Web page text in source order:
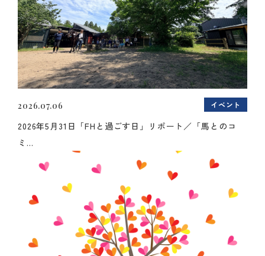
2026.07.06 イベント
2026年5月31日「FHと過ごす日」リポート／「馬とのコ
ミ...